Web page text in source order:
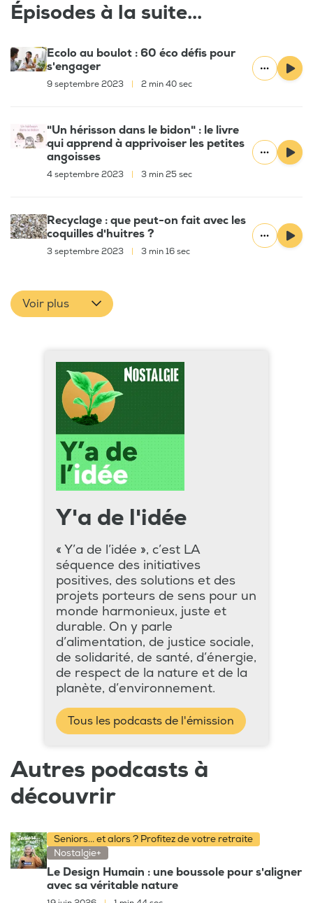
Épisodes à la suite...
Ecolo au boulot : 60 éco défis pour
s'engager
9 septembre 2023 2 min 40 sec
"Un hérisson dans le bidon" : le livre
qui apprend à apprivoiser les petites
angoisses
4 septembre 2023 3 min 25 sec
Recyclage : que peut-on fait avec les
coquilles d'huitres ?
3 septembre 2023 3 min 16 sec
Voir plus
Y'a de l'idée
« Y’a de l’idée », c’est LA
séquence des initiatives
positives, des solutions et des
projets porteurs de sens pour un
monde harmonieux, juste et
durable. On y parle
d’alimentation, de justice sociale,
de solidarité, de santé, d’énergie,
de respect de la nature et de la
planète, d’environnement.
Tous les podcasts de l'émission
Autres podcasts à
découvrir
Seniors... et alors ? Profitez de votre retraite
Nostalgie+
Le Design Humain : une boussole pour s'aligner
avec sa véritable nature